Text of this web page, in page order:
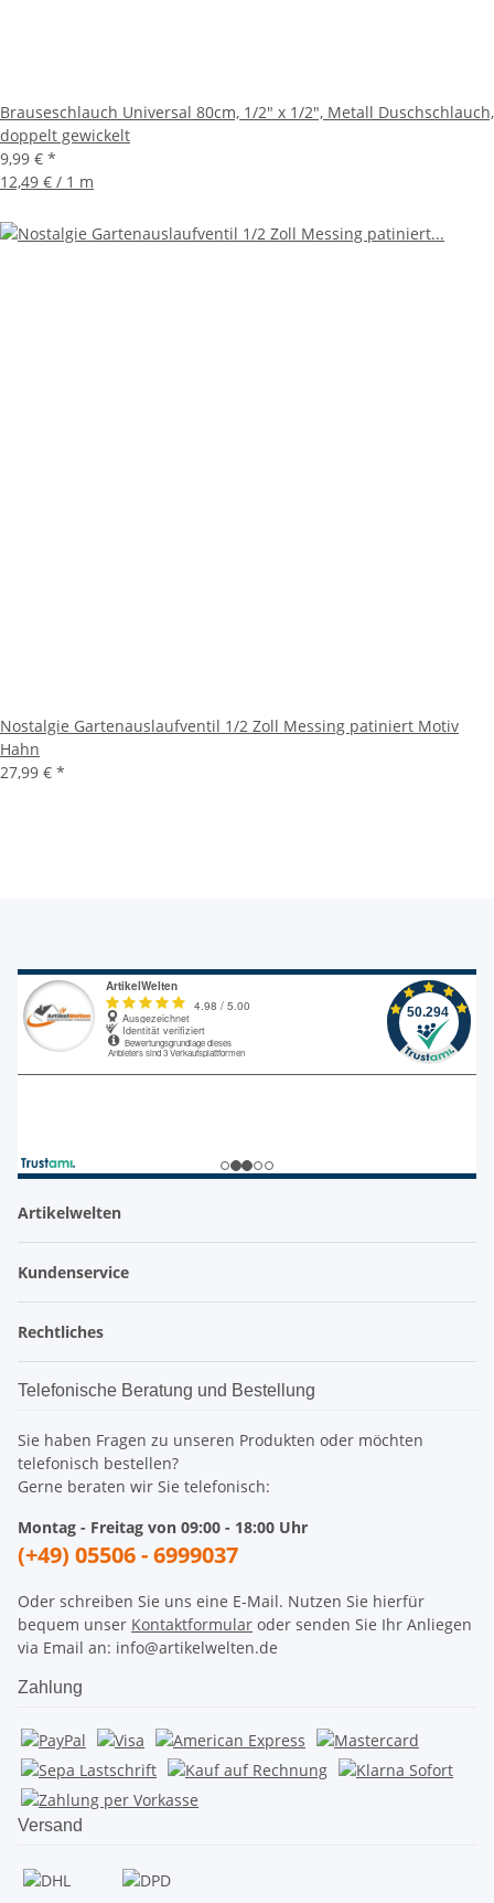
Brauseschlauch Universal 80cm, 1/2" x 1/2", Metall Duschschlauch,
doppelt gewickelt
9,99 € *
12,49 € / 1 m
Nostalgie Gartenauslaufventil 1/2 Zoll Messing patiniert Motiv
Hahn
27,99 € *
Artikelwelten
Kundenservice
Rechtliches
Telefonische Beratung und Bestellung
Sie haben Fragen zu unseren Produkten oder möchten
telefonisch bestellen?
Gerne beraten wir Sie telefonisch:
Montag - Freitag von 09:00 - 18:00 Uhr
(+49) 05506 - 6999037
Oder schreiben Sie uns eine E-Mail. Nutzen Sie hierfür
bequem unser Kontaktformular oder senden Sie Ihr Anliegen
via Email an: info@artikelwelten.de
Zahlung
Versand